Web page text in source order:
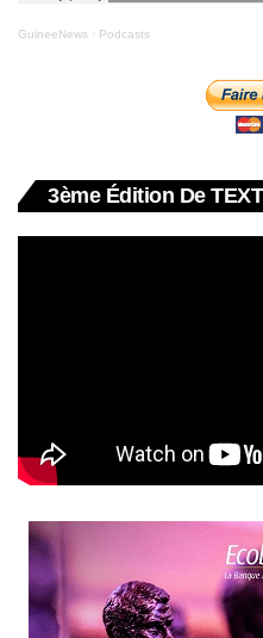
GuineeNews · Podcasts
3ème Édition De